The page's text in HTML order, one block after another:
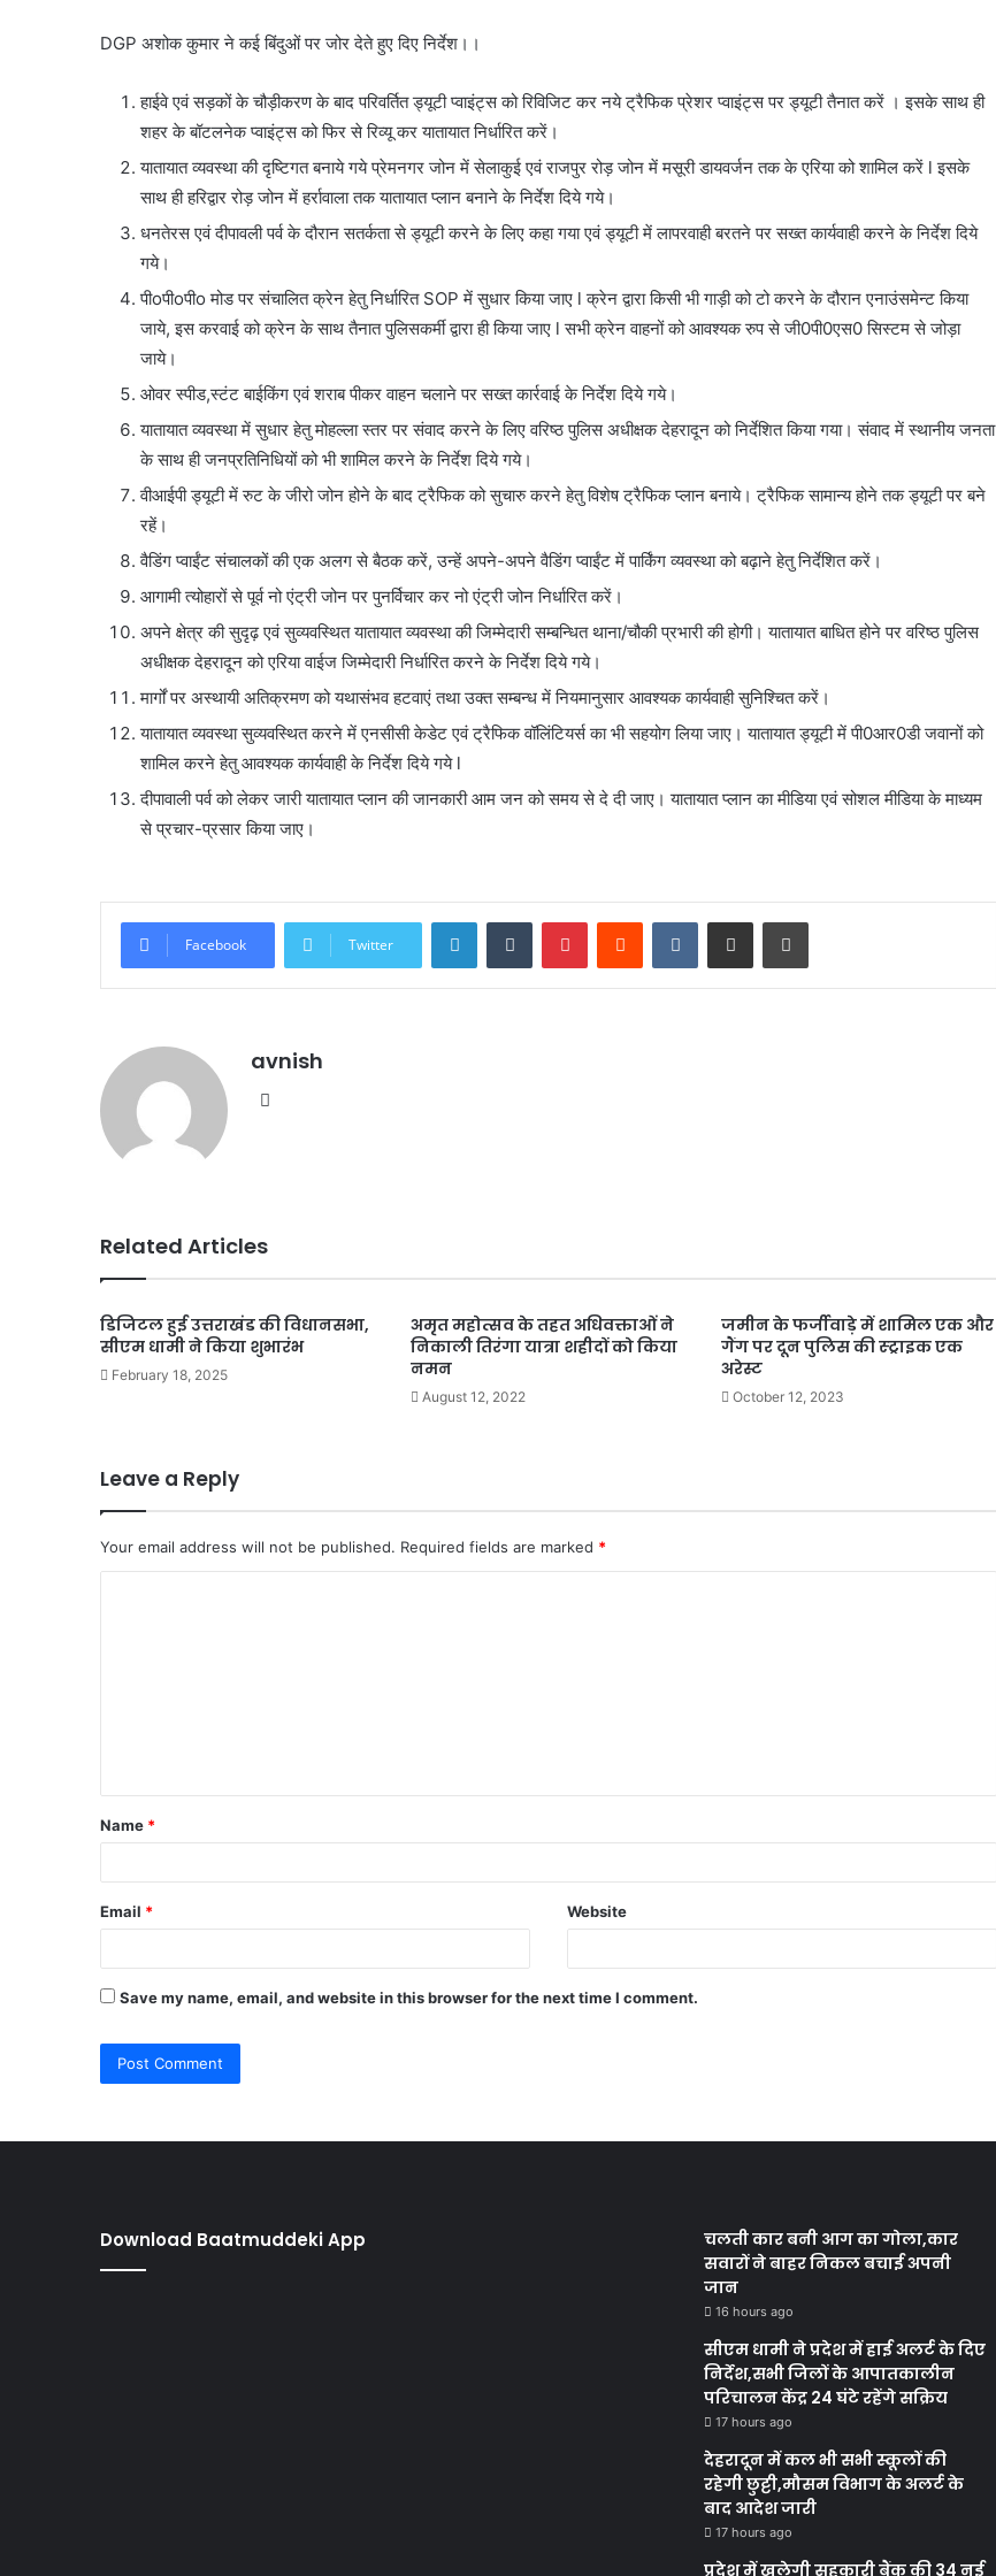
DGP अशोक कुमार ने कई बिंदुओं पर जोर देते हुए दिए निर्देश।।
हाईवे एवं सड़कों के चौड़ीकरण के बाद परिवर्तित ड्यूटी प्वाइंट्स को रिविजिट कर नये ट्रैफिक प्रेशर प्वाइंट्स पर ड्यूटी तैनात करें । इसके साथ ही
शहर के बॉटलनेक प्वाइंट्स को फिर से रिव्यू कर यातायात निर्धारित करें।
यातायात व्यवस्था की दृष्टिगत बनाये गये प्रेमनगर जोन में सेलाकुई एवं राजपुर रोड़ जोन में मसूरी डायवर्जन तक के एरिया को शामिल करें l इसके
साथ ही हरिद्वार रोड़ जोन में हर्रावाला तक यातायात प्लान बनाने के निर्देश दिये गये।
धनतेरस एवं दीपावली पर्व के दौरान सतर्कता से ड्यूटी करने के लिए कहा गया एवं ड्यूटी में लापरवाही बरतने पर सख्त कार्यवाही करने के निर्देश दिये
गये।
पीoपीoपीo मोड पर संचालित क्रेन हेतु निर्धारित SOP में सुधार किया जाए l क्रेन द्वारा किसी भी गाड़ी को टो करने के दौरान एनाउंसमेन्ट किया
जाये, इस करवाई को क्रेन के साथ तैनात पुलिसकर्मी द्वारा ही किया जाए l सभी क्रेन वाहनों को आवश्यक रुप से जी0पी0एस0 सिस्टम से जोड़ा
जाये।
ओवर स्पीड,स्टंट बाईकिंग एवं शराब पीकर वाहन चलाने पर सख्त कार्रवाई के निर्देश दिये गये।
यातायात व्यवस्था में सुधार हेतु मोहल्ला स्तर पर संवाद करने के लिए वरिष्ठ पुलिस अधीक्षक देहरादून को निर्देशित किया गया। संवाद में स्थानीय जनता
के साथ ही जनप्रतिनिधियों को भी शामिल करने के निर्देश दिये गये।
वीआईपी ड्यूटी में रुट के जीरो जोन होने के बाद ट्रैफिक को सुचारु करने हेतु विशेष ट्रैफिक प्लान बनाये। ट्रैफिक सामान्य होने तक ड्यूटी पर बने
रहें।
वैडिंग प्वाईंट संचालकों की एक अलग से बैठक करें, उन्हें अपने-अपने वैडिंग प्वाईंट में पार्किंग व्यवस्था को बढ़ाने हेतु निर्देशित करें।
आगामी त्योहारों से पूर्व नो एंट्री जोन पर पुनर्विचार कर नो एंट्री जोन निर्धारित करें।
अपने क्षेत्र की सुदृढ़ एवं सुव्यवस्थित यातायात व्यवस्था की जिम्मेदारी सम्बन्धित थाना/चौकी प्रभारी की होगी। यातायात बाधित होने पर वरिष्ठ पुलिस
अधीक्षक देहरादून को एरिया वाईज जिम्मेदारी निर्धारित करने के निर्देश दिये गये।
मार्गों पर अस्थायी अतिक्रमण को यथासंभव हटवाएं तथा उक्त सम्बन्ध में नियमानुसार आवश्यक कार्यवाही सुनिश्चित करें।
यातायात व्यवस्था सुव्यवस्थित करने में एनसीसी केडेट एवं ट्रैफिक वॉलिंटियर्स का भी सहयोग लिया जाए। यातायात ड्यूटी में पी0आर0डी जवानों को
शामिल करने हेतु आवश्यक कार्यवाही के निर्देश दिये गये l
दीपावाली पर्व को लेकर जारी यातायात प्लान की जानकारी आम जन को समय से दे दी जाए। यातायात प्लान का मीडिया एवं सोशल मीडिया के माध्यम
से प्रचार-प्रसार किया जाए।
Facebook Twitter
LinkedInTumblr PinterestReddit VKontakteShare via Email Print
avnish
Related Articles
डिजिटल हुई उत्तराखंड की विधानसभा,
सीएम धामी ने किया शुभारंभ
February 18, 2025
अमृत महोत्सव के तहत अधिवक्ताओं ने
निकाली तिरंगा यात्रा शहीदों को किया
नमन
August 12, 2022
जमीन के फर्जीवाड़े में शामिल एक और
गैंग पर दून पुलिस की स्ट्राइक एक
अरेस्ट
October 12, 2023
Leave a Reply
Your email address will not be published. Required fields are marked *
t
*
Name *
Email * Website
Save my name, email, and website in this browser for the next time I comment.
Download Baatmuddeki App
चलती कार बनी आग का गोला,कार
सवारों ने बाहर निकल बचाई अपनी
जान
16 hours ago
सीएम धामी ने प्रदेश में हाई अलर्ट के दिए
निर्देश,सभी जिलों के आपातकालीन
परिचालन केंद्र 24 घंटे रहेंगे सक्रिय
17 hours ago
देहरादून में कल भी सभी स्कूलों की
रहेगी छुट्टी,मौसम विभाग के अलर्ट के
बाद आदेश जारी
17 hours ago
प्रदेश में खुलेगी सहकारी बैंक की 34 नई